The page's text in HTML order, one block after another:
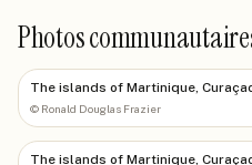
Photos
The islands of Martinique,
© Ronald Douglas Frazier
The islands of Martinique,